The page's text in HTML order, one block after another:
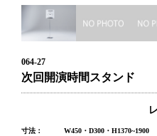
064-27
次回開演時間スタンド
寸法：
W450・D300・H1370~1900